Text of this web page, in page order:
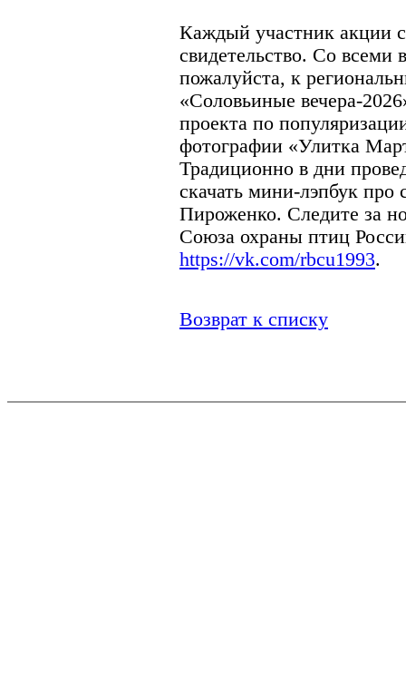
Каждый участник акции
свидетельство. Со всеми
пожалуйста, к
«Соловьиные вечера-
проекта по
фотографии «Улитка
Традиционно в дни
скачать мини-лэпбук про
Пироженко. Следите за
Союза охраны птиц
https://vk.com/rbcu1993.
Возврат к списку